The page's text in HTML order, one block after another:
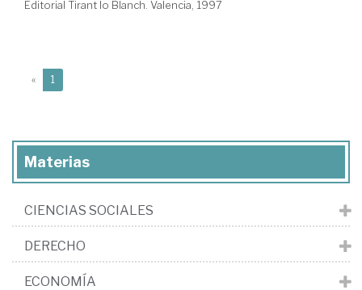
Editorial Tirant lo Blanch. Valencia, 1997
« 1
Materias
CIENCIAS SOCIALES
DERECHO
ECONOMÍA